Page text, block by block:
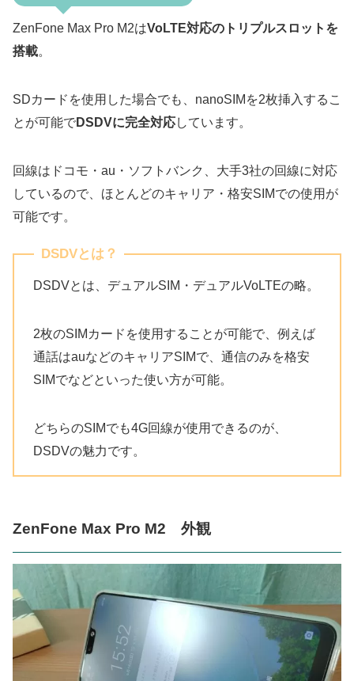
ZenFone Max Pro M2はVoLTE対応のトリプルスロットを
搭載。
SDカードを使用した場合でも、nanoSIMを2枚挿入するこ
とが可能でDSDVに完全対応しています。
回線はドコモ・au・ソフトバンク、大手3社の回線に対応
しているので、ほとんどのキャリア・格安SIMでの使用が
可能です。
DSDVとは？
DSDVとは、デュアルSIM・デュアルVoLTEの略。
2枚のSIMカードを使用することが可能で、例えば
通話はauなどのキャリアSIMで、通信のみを格安
SIMでなどといった使い方が可能。
どちらのSIMでも4G回線が使用できるのが、
DSDVの魅力です。
ZenFone Max Pro M2 外観